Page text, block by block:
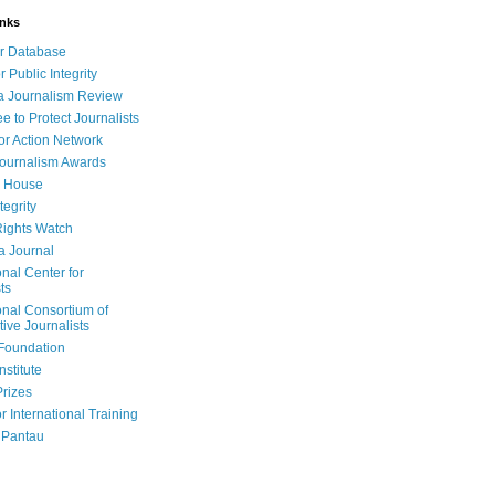
Database
Public Integrity
Journalism Review
to Protect Journalists
Action Network
Awards
House
Watch
Journal
Center for
Consortium of
Journalists
International Training